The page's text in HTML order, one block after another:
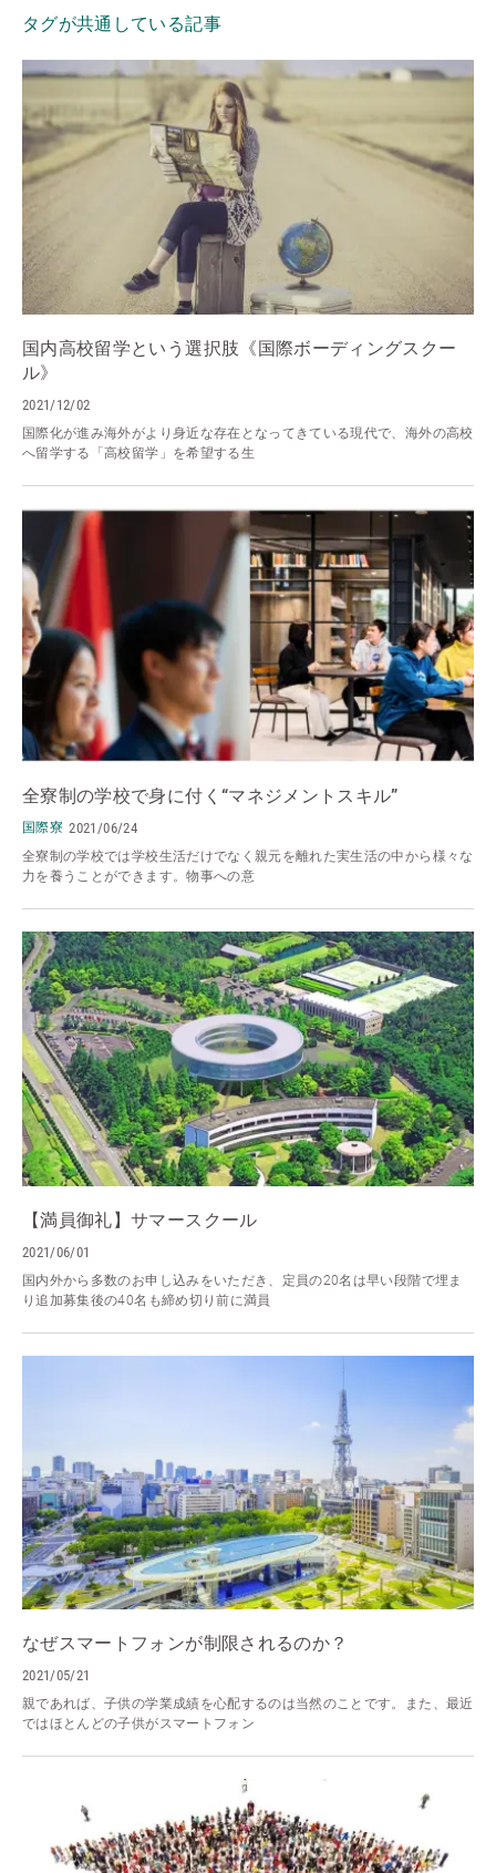
タグが共通している記事
国内高校留学という選択肢《国際ボーディングスクー
ル》
2021/12/02
国際化が進み海外がより身近な存在となってきている現代で、海外の高校
へ留学する「高校留学」を希望する生
全寮制の学校で身に付く“マネジメントスキル”
国際寮 2021/06/24
全寮制の学校では学校生活だけでなく親元を離れた実生活の中から様々な
力を養うことができます。物事への意
【満員御礼】サマースクール
2021/06/01
国内外から多数のお申し込みをいただき、定員の20名は早い段階で埋ま
り追加募集後の40名も締め切り前に満員
なぜスマートフォンが制限されるのか？
2021/05/21
親であれば、子供の学業成績を心配するのは当然のことです。また、最近
ではほとんどの子供がスマートフォン